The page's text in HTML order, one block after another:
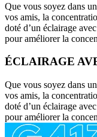
Que vous soyez dans
vos amis, la
doté d’un éclairage
pour améliorer la
ÉCLAIRAGE
Que vous soyez dans
vos amis, la
doté d’un éclairage
pour améliorer la